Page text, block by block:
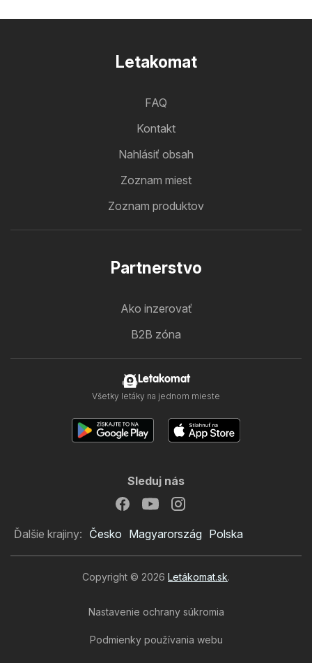
Letakomat
FAQ
Kontakt
Nahlásiť obsah
Zoznam miest
Zoznam produktov
Partnerstvo
Ako inzerovať
B2B zóna
Letakomat
Všetky letáky na jednom mieste
Sleduj nás
Ďalšie krajiny: Česko Magyarország Polska
Copyright © 2026 Letákomat.sk.
Nastavenie ochrany súkromia
Podmienky používania webu